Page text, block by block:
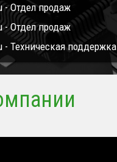
- Отдел продаж
- Отдел продаж
- Техническая поддержка